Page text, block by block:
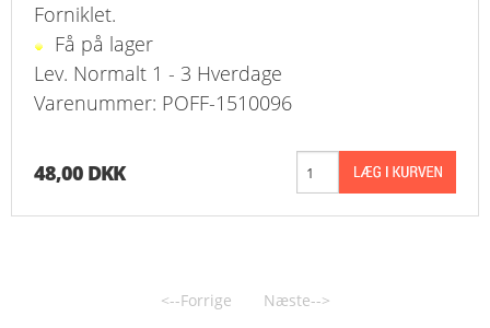
Forniklet.
Få på lager
Lev. Normalt 1 - 3 Hverdage
Varenummer: POFF-1510096
48,00 DKK
<--Forrige Næste-->